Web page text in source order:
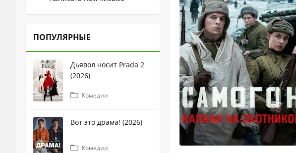
ПОПУЛЯРНЫЕ
Дьявол носит Prada 2
(2026)
Комедии
Вот это драма! (2026)
Комедии